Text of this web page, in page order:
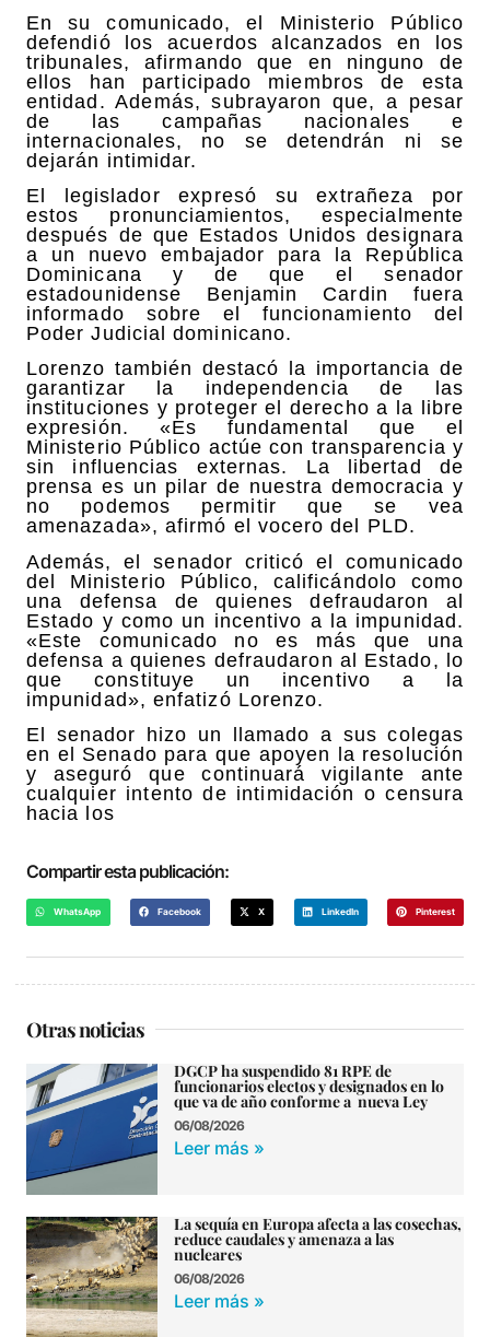
En su comunicado, el Ministerio Público
defendió los acuerdos alcanzados en los
tribunales, afirmando que en ninguno de
ellos han participado miembros de esta
entidad. Además, subrayaron que, a pesar
de las campañas nacionales e
internacionales, no se detendrán ni se
dejarán intimidar.
El legislador expresó su extrañeza por
estos pronunciamientos, especialmente
después de que Estados Unidos designara
a un nuevo embajador para la República
Dominicana y de que el senador
estadounidense Benjamin Cardin fuera
informado sobre el funcionamiento del
Poder Judicial dominicano.
Lorenzo también destacó la importancia de
garantizar la independencia de las
instituciones y proteger el derecho a la libre
expresión. «Es fundamental que el
Ministerio Público actúe con transparencia y
sin influencias externas. La libertad de
prensa es un pilar de nuestra democracia y
no podemos permitir que se vea
amenazada», afirmó el vocero del PLD.
Además, el senador criticó el comunicado
del Ministerio Público, calificándolo como
una defensa de quienes defraudaron al
Estado y como un incentivo a la impunidad.
«Este comunicado no es más que una
defensa a quienes defraudaron al Estado, lo
que constituye un incentivo a la
impunidad», enfatizó Lorenzo.
El senador hizo un llamado a sus colegas
en el Senado para que apoyen la resolución
y aseguró que continuará vigilante ante
cualquier intento de intimidación o censura
hacia los
Compartir esta publicación:
WhatsApp Facebook X LinkedIn Pinterest
Otras noticias
DGCP ha suspendido 81 RPE de
funcionarios electos y designados en lo
que va de año conforme a nueva Ley
06/08/2026
Leer más »
La sequía en Europa afecta a las cosechas,
reduce caudales y amenaza a las
nucleares
06/08/2026
Leer más »